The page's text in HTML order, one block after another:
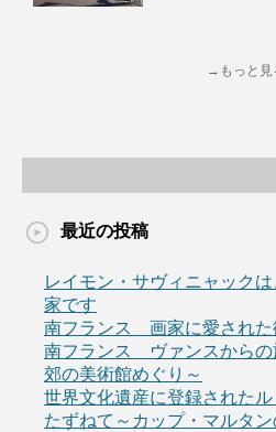
→もっと見
最近の投稿
レイモン・サヴィニャック
家です
南フランス 画家に愛され
南フランス ヴァンス
郊の美術館めぐり～
世界文化遺産に登録された
たずねて～カップ・マルタ